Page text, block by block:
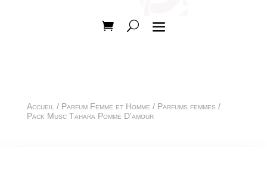
Accueil / Parfum Femme et Homme / Parfums femmes /
Pack Musc Tahara Pomme D’amour